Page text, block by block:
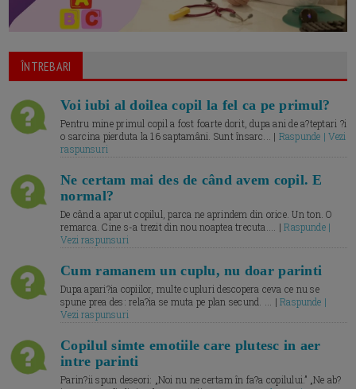
ÎNTREBARI
Voi iubi al doilea copil la fel ca pe primul?
Pentru mine primul copil a fost foarte dorit, dupa ani de a?teptari ?i
o sarcina pierduta la 16 saptamâni. Sunt însarc... | Raspunde | Vezi
raspunsuri
Ne certam mai des de când avem copil. E
normal?
De când a aparut copilul, parca ne aprindem din orice. Un ton. O
remarca. Cine s-a trezit din nou noaptea trecuta.... |Raspunde |
Vezi raspunsuri
Cum ramanem un cuplu, nu doar parinti
Dupa apari?ia copiilor, multe cupluri descopera ceva ce nu se
spune prea des: rela?ia se muta pe plan secund. ... |Raspunde |
Vezi raspunsuri
Copilul simte emotiile care plutesc in aer
intre parinti
Parin?ii spun deseori: „Noi nu ne certam în fa?a copilului.” „Ne ab?